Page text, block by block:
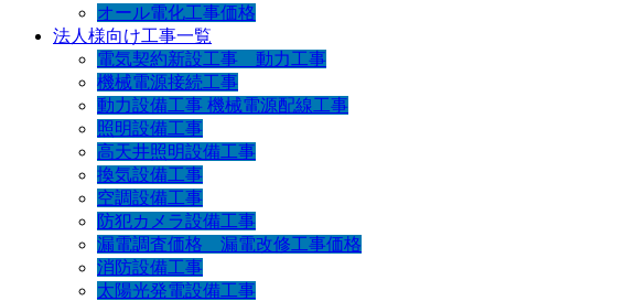
オール電化工事価格
法人様向け工事一覧
電気契約新設工事 動力工事
機械電源接続工事
動力設備工事 機械電源配線工事
照明設備工事
高天井照明設備工事
換気設備工事
空調設備工事
防犯カメラ設備工事
漏電調査価格 漏電改修工事価格
消防設備工事
太陽光発電設備工事